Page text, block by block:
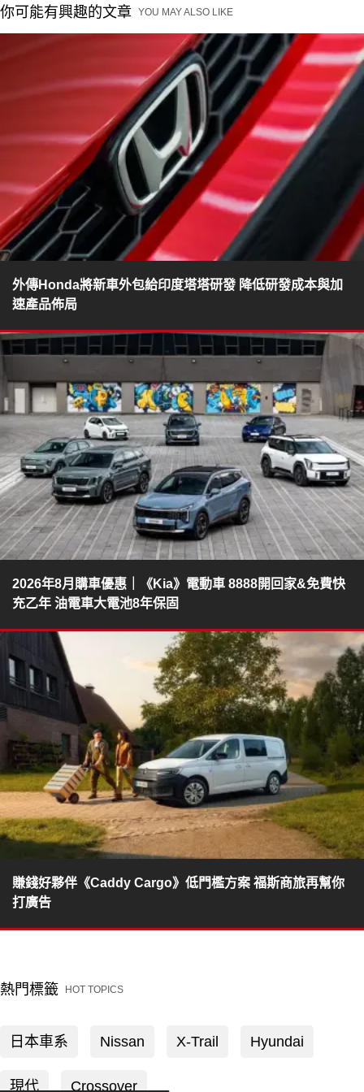
你可能有興趣的文章 YOU MAY ALSO LIKE
外傳Honda將新車外包給印度塔塔研發 降低研發成本與加
速產品佈局
2026年8月購車優惠｜《Kia》電動車 8888開回家&免費快
充乙年 油電車大電池8年保固
賺錢好夥伴《Caddy Cargo》低門檻方案 福斯商旅再幫你
打廣告
熱門標籤 HOT TOPICS
日本車系 Nissan X-Trail Hyundai
現代 Crossover